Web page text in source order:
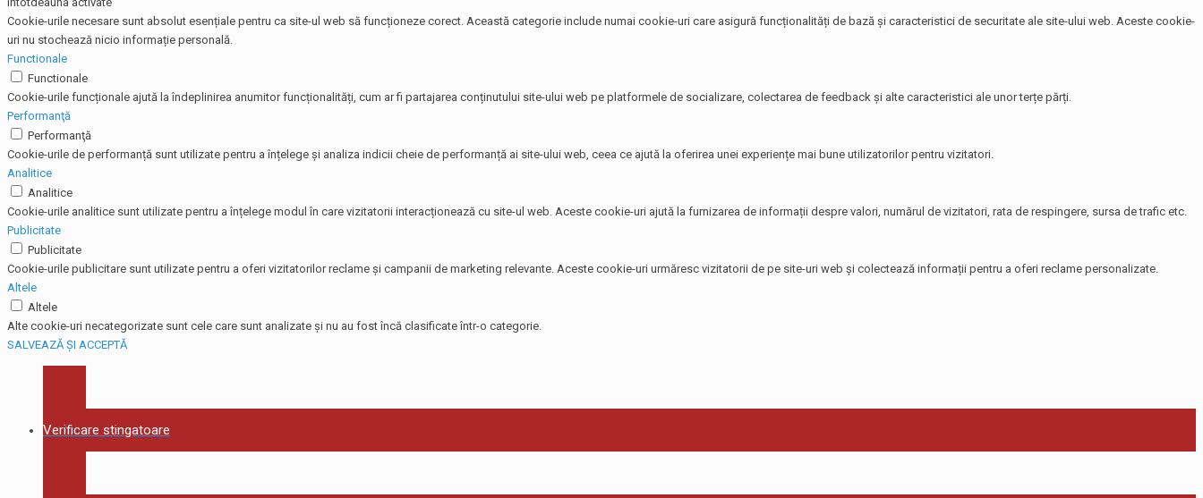
Cookie-urile necesare sunt absolut esențiale pentru ca site-ul web să funcționeze corect. Această categorie include numai cookie-uri care asigură funcționalități de bază și caracteristici de securitate ale site-ului web. Aceste cookie-
uri nu stochează nicio informație personală.
Functionale
Functionale
Cookie-urile funcționale ajută la îndeplinirea anumitor funcționalități, cum ar fi partajarea conținutului site-ului web pe platformele de socializare, colectarea de feedback și alte caracteristici ale unor terțe părți.
Performanţă
Performanţă
Cookie-urile de performanță sunt utilizate pentru a înțelege și analiza indicii cheie de performanță ai site-ului web, ceea ce ajută la oferirea unei experiențe mai bune utilizatorilor pentru vizitatori.
Analitice
Analitice
Cookie-urile analitice sunt utilizate pentru a înțelege modul în care vizitatorii interacționează cu site-ul web. Aceste cookie-uri ajută la furnizarea de informații despre valori, numărul de vizitatori, rata de respingere, sursa de trafic etc.
Publicitate
Publicitate
Cookie-urile publicitare sunt utilizate pentru a oferi vizitatorilor reclame și campanii de marketing relevante. Aceste cookie-uri urmăresc vizitatorii de pe site-uri web și colectează informații pentru a oferi reclame personalizate.
Altele
Altele
Alte cookie-uri necategorizate sunt cele care sunt analizate și nu au fost încă clasificate într-o categorie.
SALVEAZĂ ȘI ACCEPTĂ
Verificare stingatoare